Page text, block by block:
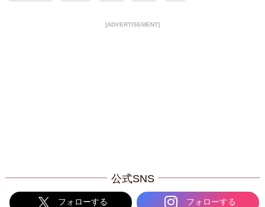
[ADVERTISEMENT]
公式SNS
フォローする フォローする